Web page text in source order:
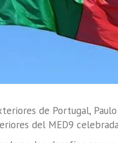
de Portugal,
del MED9